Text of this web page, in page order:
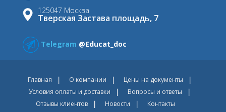
125047 Москва
Тверская Застава площадь, 7
Telegram @Educat_doc
Главная О компании
Цены на документы
Условия оплаты и доставки
Вопросы и ответы
Отзывы клиентов
Новости Контакты